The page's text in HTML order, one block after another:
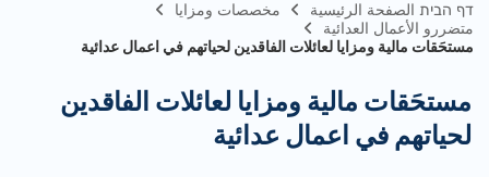
דף הבית الصفحة الرئيسية
مخصصات ومزايا
متضررو الأعمال العدائية
مستحَقات مالية ومزايا لعائلات الفاقدين لحياتهم في اعمال عدائية
مستحَقات مالية ومزايا لعائلات الفاقدين
لحياتهم في اعمال عدائية